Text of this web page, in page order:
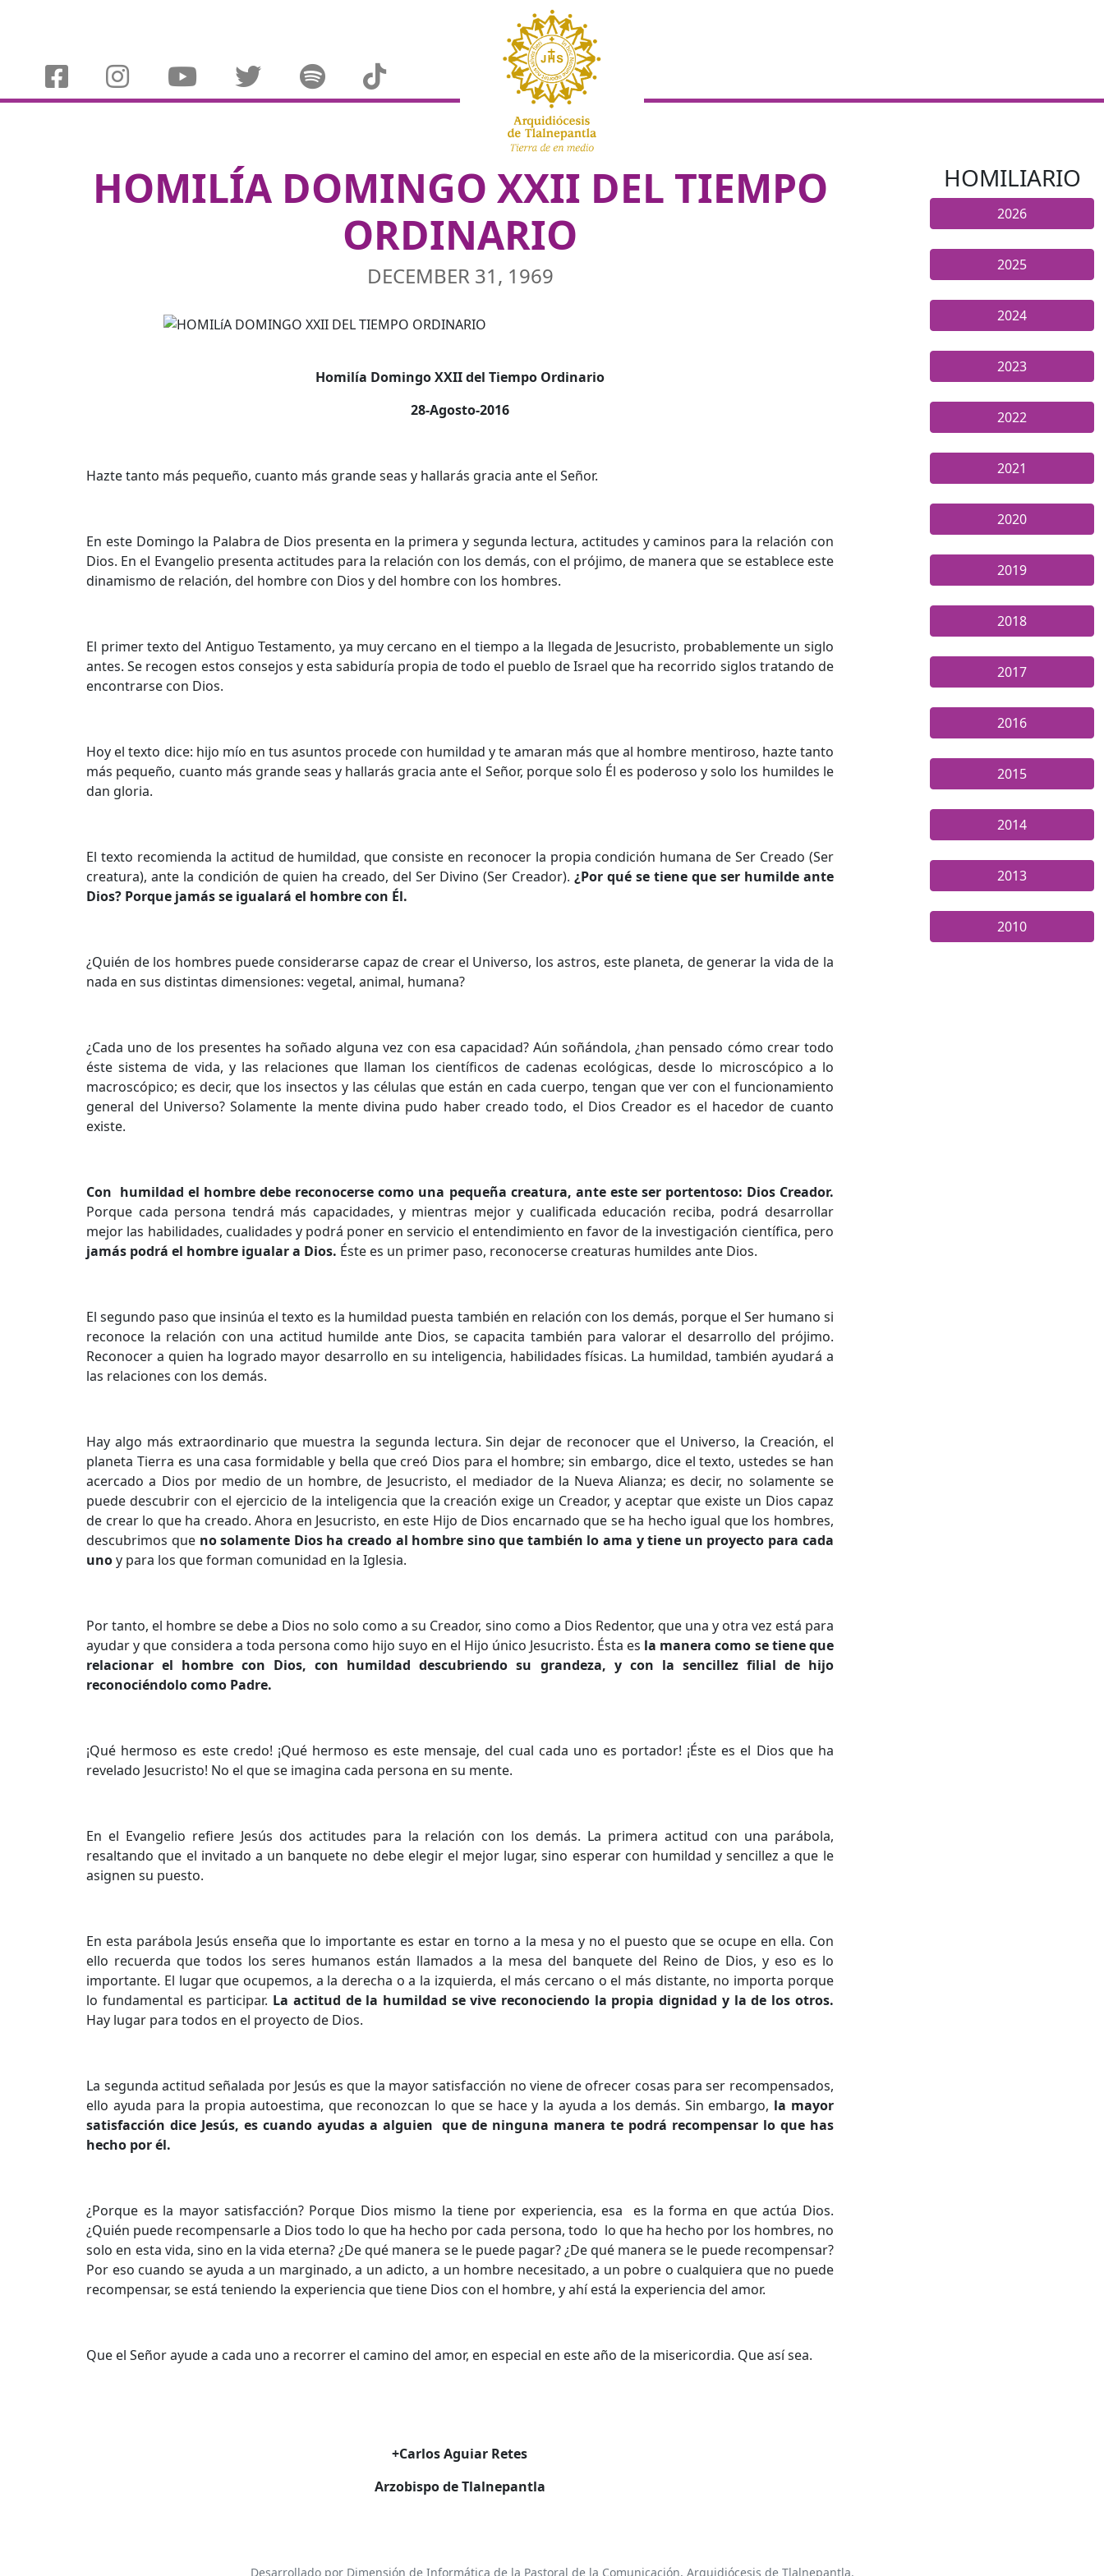
HOMILÍA DOMINGO XXII DEL TIEMPO
ORDINARIO
DECEMBER 31, 1969
Homilía Domingo XXII del Tiempo Ordinario
28-Agosto-2016
Hazte tanto más pequeño, cuanto más grande seas y hallarás gracia ante el Señor.
En este Domingo la Palabra de Dios presenta en la primera y segunda lectura, actitudes y caminos para la relación con
Dios. En el Evangelio presenta actitudes para la relación con los demás, con el prójimo, de manera que se establece este
dinamismo de relación, del hombre con Dios y del hombre con los hombres.
El primer texto del Antiguo Testamento, ya muy cercano en el tiempo a la llegada de Jesucristo, probablemente un siglo
antes. Se recogen estos consejos y esta sabiduría propia de todo el pueblo de Israel que ha recorrido siglos tratando de
encontrarse con Dios.
Hoy el texto dice: hijo mío en tus asuntos procede con humildad y te amaran más que al hombre mentiroso, hazte tanto
más pequeño, cuanto más grande seas y hallarás gracia ante el Señor, porque solo Él es poderoso y solo los humildes le
dan gloria.
El texto recomienda la actitud de humildad, que consiste en reconocer la propia condición humana de Ser Creado (Ser
creatura), ante la condición de quien ha creado, del Ser Divino (Ser Creador).¿Por qué se tiene que ser humilde ante
Dios? Porque jamás se igualará el hombre con Él.
¿Quién de los hombres puede considerarse capaz de crear el Universo, los astros, este planeta, de generar la vida de la
nada en sus distintas dimensiones: vegetal, animal, humana?
¿Cada uno de los presentes ha soñado alguna vez con esa capacidad? Aún soñándola, ¿han pensado cómo crear todo
éste sistema de vida, y las relaciones que llaman los científicos de cadenas ecológicas, desde lo microscópico a lo
macroscópico; es decir, que los insectos y las células que están en cada cuerpo, tengan que ver con el funcionamiento
general del Universo? Solamente la mente divina pudo haber creado todo, el Dios Creador es el hacedor de cuanto
existe.
Con humildad el hombre debe reconocerse como una pequeña creatura, ante este ser portentoso: Dios Creador.
Porque cada persona tendrá más capacidades, y mientras mejor y cualificada educación reciba, podrá desarrollar
mejor las habilidades, cualidades y podrá poner en servicio el entendimiento en favor de la investigación científica, pero
jamás podrá el hombre igualar a Dios. Éste es un primer paso, reconocerse creaturas humildes ante Dios.
El segundo paso que insinúa el texto es la humildad puesta también en relación con los demás, porque el Ser humano si
reconoce la relación con una actitud humilde ante Dios, se capacita también para valorar el desarrollo del prójimo.
Reconocer a quien ha logrado mayor desarrollo en su inteligencia, habilidades físicas. La humildad, también ayudará a
las relaciones con los demás.
Hay algo más extraordinario que muestra la segunda lectura. Sin dejar de reconocer que el Universo, la Creación, el
planeta Tierra es una casa formidable y bella que creó Dios para el hombre; sin embargo, dice el texto, ustedes se han
acercado a Dios por medio de un hombre, de Jesucristo, el mediador de la Nueva Alianza; es decir, no solamente se
puede descubrir con el ejercicio de la inteligencia que la creación exige un Creador, y aceptar que existe un Dios capaz
de crear lo que ha creado. Ahora en Jesucristo, en este Hijo de Dios encarnado que se ha hecho igual que los hombres,
descubrimos que no solamente Dios ha creado al hombre sino que también lo ama y tiene un proyecto para cada
unoy para los que forman comunidad en la Iglesia.
Por tanto, el hombre se debe a Dios no solo como a su Creador, sino como a Dios Redentor, que una y otra vez está para
ayudar y que considera a toda persona como hijo suyo en el Hijo único Jesucristo. Ésta es la manera como se tiene que
relacionar el hombre con Dios, con humildad descubriendo su grandeza, y con la sencillez filial de hijo
reconociéndolo como Padre.
¡Qué hermoso es este credo! ¡Qué hermoso es este mensaje, del cual cada uno es portador! ¡Éste es el Dios que ha
revelado Jesucristo! No el que se imagina cada persona en su mente.
En el Evangelio refiere Jesús dos actitudes para la relación con los demás. La primera actitud con una parábola,
resaltando que el invitado a un banquete no debe elegir el mejor lugar, sino esperar con humildad y sencillez a que le
asignen su puesto.
En esta parábola Jesús enseña que lo importante es estar en torno a la mesa y no el puesto que se ocupe en ella. Con
ello recuerda que todos los seres humanos están llamados a la mesa del banquete del Reino de Dios, y eso es lo
importante. El lugar que ocupemos, a la derecha o a la izquierda, el más cercano o el más distante, no importa porque
lo fundamental es participar. La actitud de la humildad se vive reconociendo la propia dignidad y la de los otros.
Hay lugar para todos en el proyecto de Dios.
La segunda actitud señalada por Jesús es que la mayor satisfacción no viene de ofrecer cosas para ser recompensados,
ello ayuda para la propia autoestima, que reconozcan lo que se hace y la ayuda a los demás. Sin embargo, la mayor
satisfacción dice Jesús, es cuando ayudas a alguien que de ninguna manera te podrá recompensar lo que has
hecho por él.
¿Porque es la mayor satisfacción? Porque Dios mismo la tiene por experiencia, esa es la forma en que actúa Dios.
¿Quién puede recompensarle a Dios todo lo que ha hecho por cada persona, todo lo que ha hecho por los hombres, no
solo en esta vida, sino en la vida eterna? ¿De qué manera se le puede pagar? ¿De qué manera se le puede recompensar?
Por eso cuando se ayuda a un marginado, a un adicto, a un hombre necesitado, a un pobre o cualquiera que no puede
recompensar, se está teniendo la experiencia que tiene Dios con el hombre, y ahí está la experiencia del amor.
Que el Señor ayude a cada uno a recorrer el camino del amor, en especial en este año de la misericordia. Que así sea.
+Carlos Aguiar Retes
Arzobispo de Tlalnepantla
HOMILIARIO
2026
2025
2024
2023
2022
2021
2020
2019
2018
2017
2016
2015
2014
2013
2010
Desarrollado por Dimensión de Informática de la Pastoral de la Comunicación, Arquidiócesis de Tlalnepantla.